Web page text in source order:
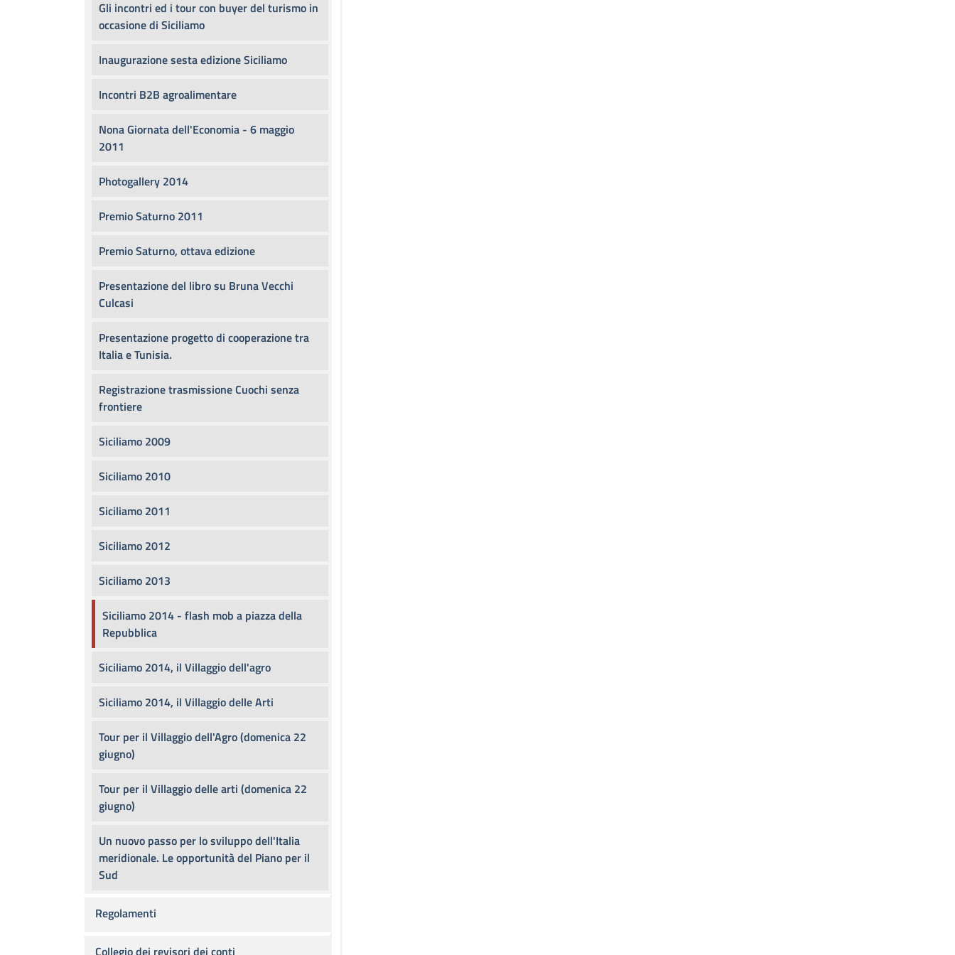
Gli incontri ed i tour con buyer del turismo in
occasione di Siciliamo
Inaugurazione sesta edizione Siciliamo
Incontri B2B agroalimentare
Nona Giornata dell'Economia - 6 maggio
2011
Photogallery 2014
Premio Saturno 2011
Premio Saturno, ottava edizione
Presentazione del libro su Bruna Vecchi
Culcasi
Presentazione progetto di cooperazione tra
Italia e Tunisia.
Registrazione trasmissione Cuochi senza
frontiere
Siciliamo 2009
Siciliamo 2010
Siciliamo 2011
Siciliamo 2012
Siciliamo 2013
Siciliamo 2014 - flash mob a piazza della
Repubblica
Siciliamo 2014, il Villaggio dell'agro
Siciliamo 2014, il Villaggio delle Arti
Tour per il Villaggio dell'Agro (domenica 22
giugno)
Tour per il Villaggio delle arti (domenica 22
giugno)
Un nuovo passo per lo sviluppo dell'Italia
meridionale. Le opportunità del Piano per il
Sud
Regolamenti
Collegio dei revisori dei conti